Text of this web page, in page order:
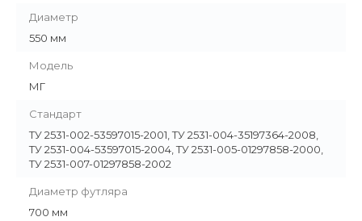
Диаметр
550 мм
Модель
МГ
Стандарт
ТУ 2531-002-53597015-2001, ТУ 2531-004-35197364-2008,
ТУ 2531-004-53597015-2004, ТУ 2531-005-01297858-2000,
ТУ 2531-007-01297858-2002
Диаметр футляра
700 мм